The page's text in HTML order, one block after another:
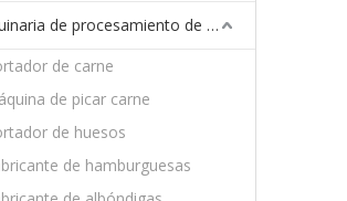
Maquinaria de procesamiento de carne
de carne
de picar carne
de huesos
de hamburguesas